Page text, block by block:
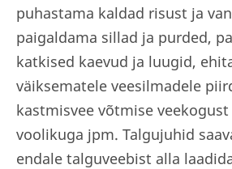
puhastama kaldad risust ja
paigaldama sillad ja purded,
katkised kaevud ja luugid,
väiksematele veesilmadele
kastmisvee võtmise
voolikuga jpm. Talgujuhid
endale talguveebist alla